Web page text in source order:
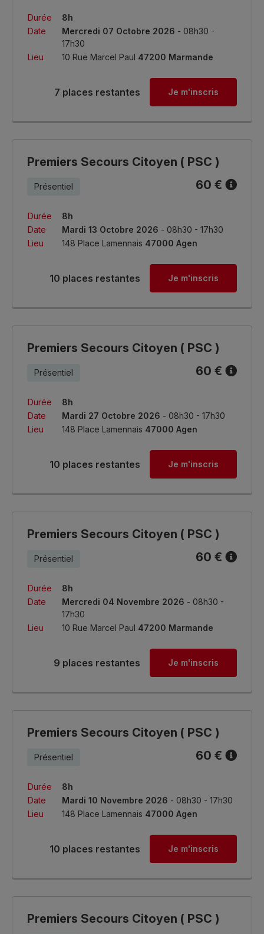
Durée
8h
Date
Mercredi 07 Octobre 2026 - 08h30 -
17h30
Lieu
10 Rue Marcel Paul 47200 Marmande
7 places restantes Je m'inscris
Premiers Secours Citoyen ( PSC )
Présentiel 60 €
Durée
8h
Date
Mardi 13 Octobre 2026 - 08h30 - 17h30
Lieu
148 Place Lamennais 47000 Agen
10 places restantes Je m'inscris
Premiers Secours Citoyen ( PSC )
Présentiel 60 €
Durée
8h
Date
Mardi 27 Octobre 2026 - 08h30 - 17h30
Lieu
148 Place Lamennais 47000 Agen
10 places restantes Je m'inscris
Premiers Secours Citoyen ( PSC )
Présentiel 60 €
Durée
8h
Date
Mercredi 04 Novembre 2026 - 08h30 -
17h30
Lieu
10 Rue Marcel Paul 47200 Marmande
9 places restantes Je m'inscris
Premiers Secours Citoyen ( PSC )
Présentiel 60 €
Durée
8h
Date
Mardi 10 Novembre 2026 - 08h30 - 17h30
Lieu
148 Place Lamennais 47000 Agen
10 places restantes Je m'inscris
Premiers Secours Citoyen ( PSC )